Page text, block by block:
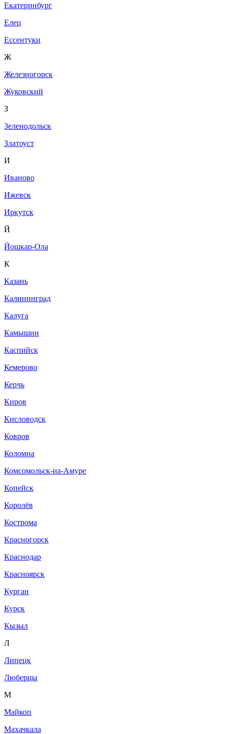
Екатеринбург
Елец
Ессентуки
Ж
Железногорск
Жуковский
З
Зеленодольск
Златоуст
И
Иваново
Ижевск
Иркутск
Й
Йошкар-Ола
К
Казань
Калининград
Калуга
Камышин
Каспийск
Кемерово
Керчь
Киров
Кисловодск
Ковров
Коломна
Комсомольск-на-Амуре
Копейск
Королёв
Кострома
Красногорск
Краснодар
Красноярск
Курган
Курск
Кызыл
Л
Липецк
Люберцы
М
Майкоп
Махачкала